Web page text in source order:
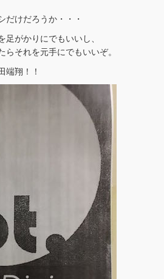
だけだろうか・・・
足がかりにでもいいし、
らそれを元手にでもいいぞ。
端翔！！